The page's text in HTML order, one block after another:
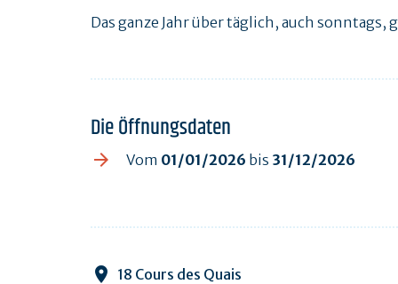
Das ganze Jahr über täglich, auch sonntags,
Die Öffnungsdaten
Vom 01/01/2026 bis 31/12/2026
18 Cours des Quais